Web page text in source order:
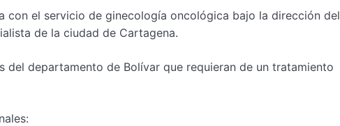
con el servicio de ginecología oncológica bajo la dirección del
de la ciudad de Cartagena.
departamento de Bolívar que requieran de un tratamiento